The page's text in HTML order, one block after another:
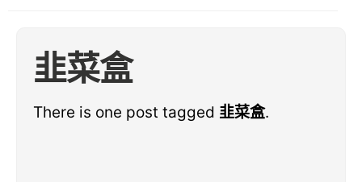
韭菜盒
There is one post tagged 韭菜盒.